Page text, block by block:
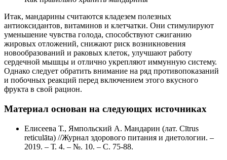
Итак, мандарины считаются кладезем полезных
антиоксидантов, витаминов и клетчатки. Они стимулируют
уменьшение чувства голода, способствуют сжиганию
жировых отложений, снижают риск возникновения
новообразований и раковых клеток, улучшают работу
сердечной мышцы и отлично укрепляют иммунную систему.
Однако следует обратить внимание на ряд противопоказаний
и побочных реакций перед включением этого вкусного
фрукта в свой рацион.
Материал основан на следующих источниках
Елисеева Т., Ямпольский А. Мандарин (лат. Cītrus
reticulāta) //Журнал здорового питания и диетологии. –
2019. – Т. 4. – №. 10. – С. 75-88.